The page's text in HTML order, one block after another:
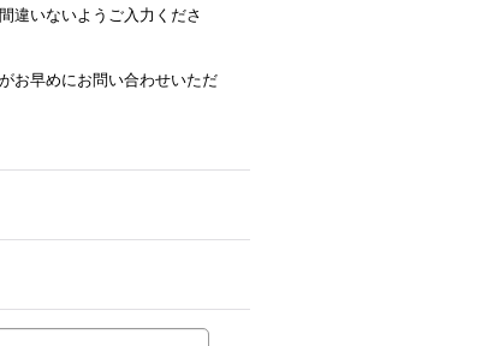
違いないようご入力くださ
お早めにお問い合わせいただ